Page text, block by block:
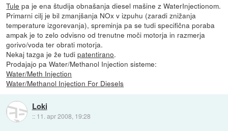
Tule pa je ena študija obnašanja diesel mašine z WaterInjectionom.
Primarni cilj je bil zmanjšanja NOx v izpuhu (zaradi znižanja
temperature izgorevanja), spreminja pa se tudi specifična poraba
ampak je to zelo odvisno od trenutne moči motorja in razmerja
gorivo/voda ter obrati motorja.
Nekaj tazga je že tudipatentirano.
Prodajajo pa Water/Methanol Injection sisteme:
Water/Meth Injection
Water/Methanol Injection For Diesels
Loki
:: 11. apr 2008, 19:28